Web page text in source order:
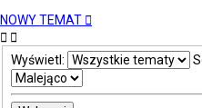
NOWY TEMAT
Wyświetl: